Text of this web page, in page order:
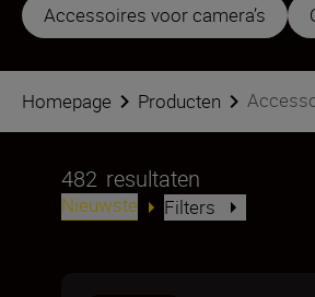
Accessoires voor camera’s
Homepage Producten
482 resultaten
Nieuwste Filters